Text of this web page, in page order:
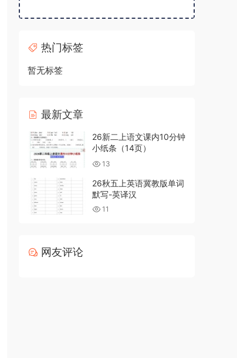
热门标签
暂无标签
最新文章
26新二上语文课内10分钟
小纸条（14页）
13
26秋五上英语冀教版单词
默写-英译汉
11
网友评论